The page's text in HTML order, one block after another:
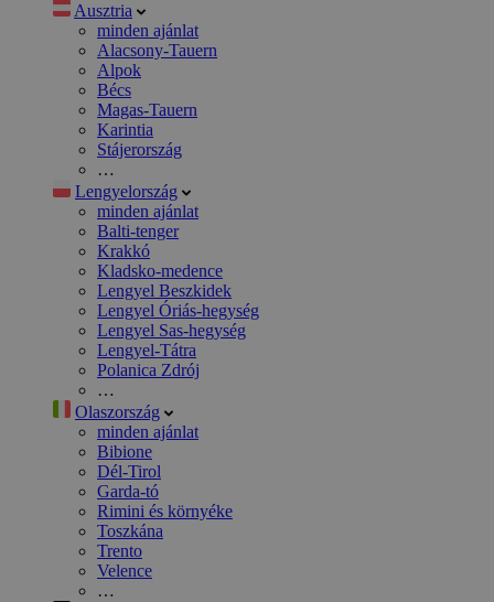
Ausztria
minden ajánlat
Alacsony-Tauern
Alpok
Bécs
Magas-Tauern
Karintia
Stájerország
…
Lengyelország
minden ajánlat
Balti-tenger
Krakkó
Kladsko-medence
Lengyel Beszkidek
Lengyel Óriás-hegység
Lengyel Sas-hegység
Lengyel-Tátra
Polanica Zdrój
…
Olaszország
minden ajánlat
Bibione
Dél-Tirol
Garda-tó
Rimini és környéke
Toszkána
Trento
Velence
…